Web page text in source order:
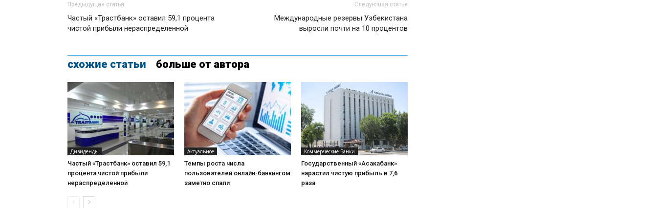
Предыдущая статья
Частый «Трастбанк» оставил 59,1 процента
чистой прибыли нераспределенной
Следующая статья
Международные резервы Узбекистана
выросли почти на 10 процентов
схожие статьи больше от автора
Дивиденды
Частый «Трастбанк» оставил 59,1
процента чистой прибыли
нераспределенной
Актуальное
Темпы роста числа
пользователей онлайн-банкингом
заметно спали
Коммерческие Банки
Государственный «Асакабанк»
нарастил чистую прибыль в 7,6
раза